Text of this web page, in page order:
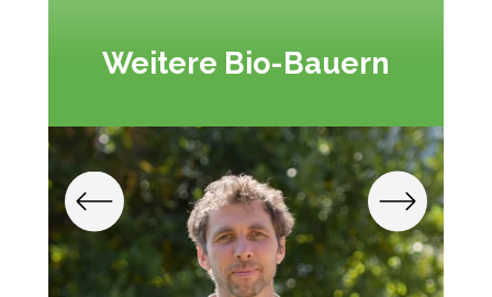
Weitere Bio-Bauern